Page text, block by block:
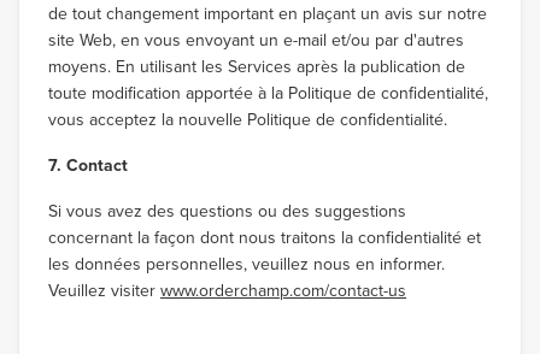
de tout changement important en plaçant un avis sur notre
site Web, en vous envoyant un e-mail et/ou par d'autres
moyens. En utilisant les Services après la publication de
toute modification apportée à la Politique de confidentialité,
vous acceptez la nouvelle Politique de confidentialité.
7. Contact
Si vous avez des questions ou des suggestions
concernant la façon dont nous traitons la confidentialité et
les données personnelles, veuillez nous en informer.
Veuillez visiter www.orderchamp.com/contact-us